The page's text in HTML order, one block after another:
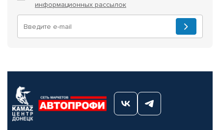
информационных рассылок